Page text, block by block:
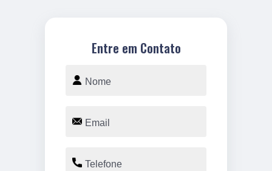
Entre em Contato